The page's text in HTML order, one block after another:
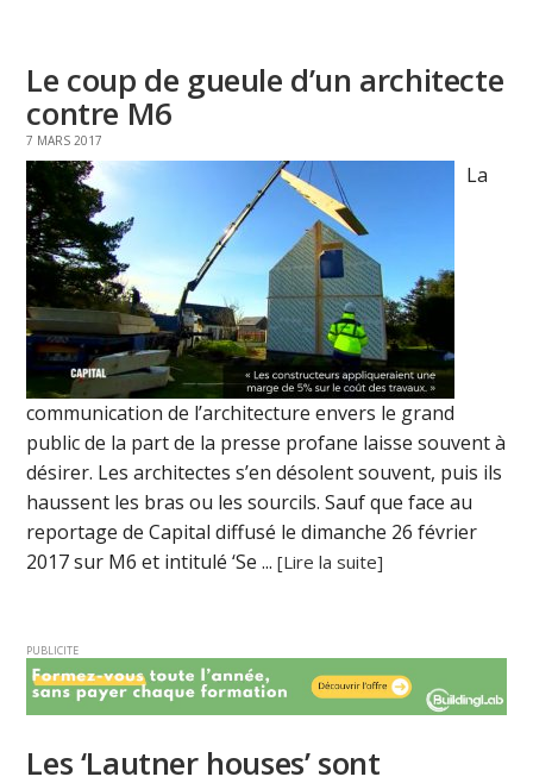
Le coup de gueule d’un architecte
contre M6
7 MARS 2017
La
communication de l’architecture envers le grand
public de la part de la presse profane laisse souvent à
désirer. Les architectes s’en désolent souvent, puis ils
haussent les bras ou les sourcils. Sauf que face au
reportage de Capital diffusé le dimanche 26 février
2017 sur M6 et intitulé ‘Se ...[Lire la suite]
PUBLICITE
Les ‘Lautner houses’ sont